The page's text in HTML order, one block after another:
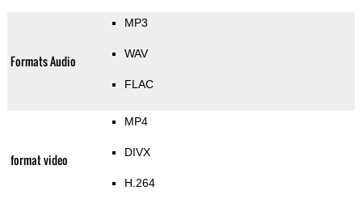
Formats Audio
MP3
WAV
FLAC
format video
MP4
DIVX
H.264